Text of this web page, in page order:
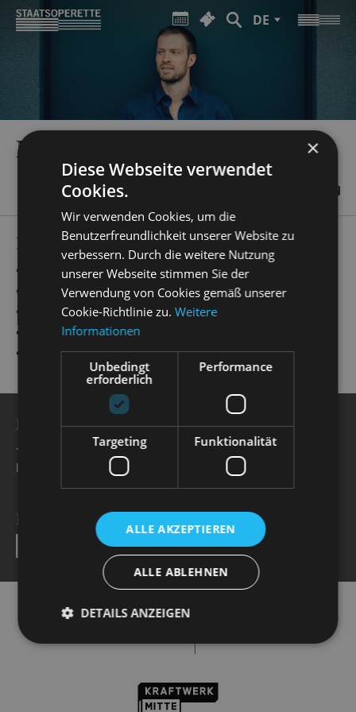
DE
MATTHIAS REICHWALD
PRODUCTIONS
Emil und die Detektive“ Regie
Anything Goes“ Regie
Simsalabim“ Regie
Kinostar!“ Regie
Cabaret“ Regie
BESUCHERSERVICE
+49 351 32042 222
karten@staatsoperette.de
NEWSLETTER
SEND
×
Diese Webseite verwendet
Cookies.
Wir verwenden Cookies, um die
Benutzerfreundlichkeit unserer Website zu
verbessern. Durch die weitere Nutzung
unserer Webseite stimmen Sie der
Verwendung von Cookies gemäß unserer
Cookie-Richtlinie zu.Weitere
Informationen
Unbedingt
erforderlich
Performance
Targeting Funktionalität
ALLE AKZEPTIEREN
ALLE ABLEHNEN
DETAILS ANZEIGEN